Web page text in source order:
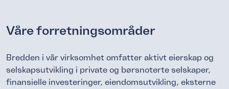
Våre forretningsområder
Bredden i vår virksomhet omfatter aktivt eierskap og
selskapsutvikling i private og børsnoterte selskaper,
finansielle investeringer, eiendomsutvikling, eksterne